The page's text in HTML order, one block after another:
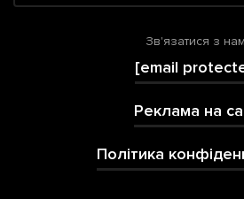
Зв'язатися з
[email
Реклама на
Політика